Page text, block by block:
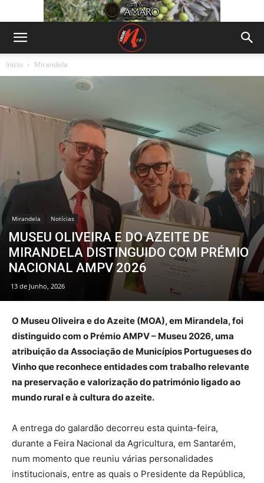
Início Mirandela
Mirandela Notícias
MUSEU OLIVEIRA E DO AZEITE DE
MIRANDELA DISTINGUIDO COM PRÉMIO
NACIONAL AMPV 2026
13 de Junho, 2026
O Museu Oliveira e do Azeite (MOA), em Mirandela, foi
distinguido com o Prémio AMPV – Museu 2026, uma
atribuição da Associação de Municípios Portugueses do
Vinho que reconhece entidades com trabalho relevante
na preservação e valorização do património ligado ao
mundo rural e à cultura do azeite.
A entrega do galardão decorreu esta quinta-feira,
durante a Feira Nacional da Agricultura, em Santarém,
num momento que reuniu várias personalidades
institucionais, entre as quais o Presidente da República,